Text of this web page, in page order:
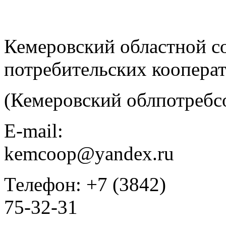
Кемеровский областной
потребительских
(Кемеровский
E-mail:
kemcoop@yandex.ru
Телефон: +7 (3842)
75-32-31